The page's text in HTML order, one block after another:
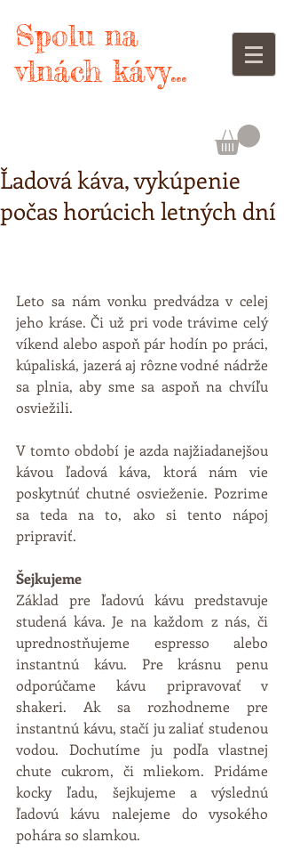
Spolu na
vlnách kávy...
Ľadová káva, vykúpenie
počas horúcich letných dní
Leto sa nám vonku predvádza v celej
jeho kráse. Či už pri vode trávime celý
víkend alebo aspoň pár hodín po práci,
kúpaliská, jazerá aj rôzne vodné nádrže
sa plnia, aby sme sa aspoň na chvíľu
osviežili.
V tomto období je azda najžiadanejšou
kávou ľadová káva, ktorá nám vie
poskytnúť chutné osvieženie. Pozrime
sa teda na to, ako si tento nápoj
pripraviť.
Šejkujeme
Základ pre ľadovú kávu predstavuje
studená káva. Je na každom z nás, či
uprednostňujeme espresso alebo
instantnú kávu. Pre krásnu penu
odporúčame kávu pripravovať v
shakeri. Ak sa rozhodneme pre
instantnú kávu, stačí ju zaliať studenou
vodou. Dochutíme ju podľa vlastnej
chute cukrom, či mliekom. Pridáme
kocky ľadu, šejkujeme a výslednú
ľadovú kávu nalejeme do vysokého
pohára so slamkou.